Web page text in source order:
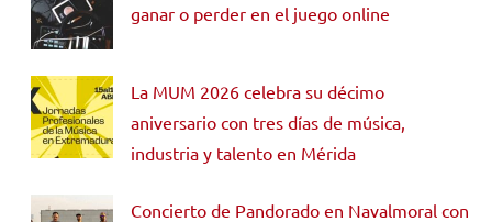
ganar o perder en el juego online
La MUM 2026 celebra su décimo
aniversario con tres días de música,
industria y talento en Mérida
Concierto de Pandorado en Navalmoral con